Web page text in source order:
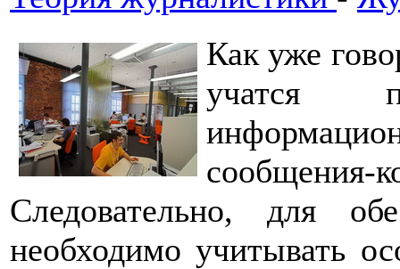
Как уже
учатся
Следовательно, для
необходимо учитывать